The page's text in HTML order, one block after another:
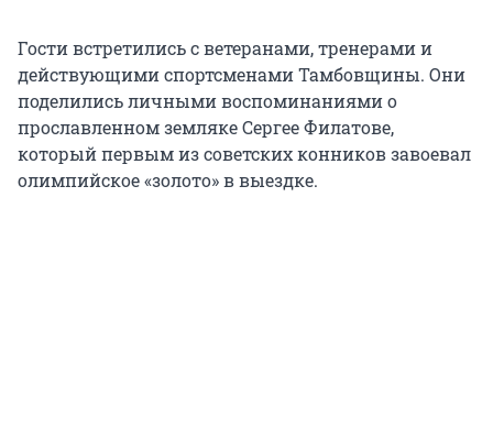
Гости встретились с ветеранами, тренерами и
действующими спортсменами Тамбовщины. Они
поделились личными воспоминаниями о
прославленном земляке Сергее Филатове,
который первым из советских конников завоевал
олимпийское «золото» в выездке.